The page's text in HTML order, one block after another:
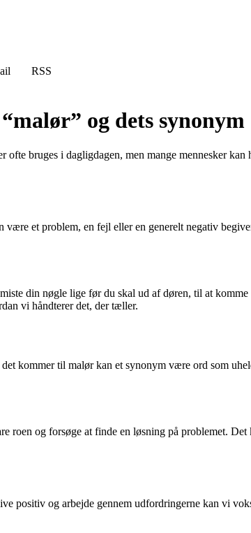
RSS
og dets synonym
bruges i dagligdagen, men mange mennesker
et problem, en fejl eller en generelt negativ
din nøgle lige før du skal ud af døren, til at
vi håndterer det, der tæller.
kommer til malør kan et synonym være ord som
roen og forsøge at finde en løsning på problemet.
positiv og arbejde gennem udfordringerne kan vi